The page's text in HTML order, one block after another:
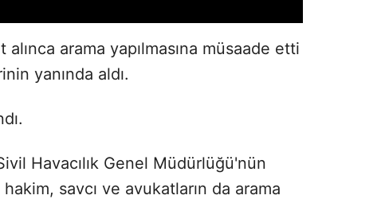
arama yapılmasına müsaade etti
yanında aldı.
Havacılık Genel Müdürlüğü'nün
savcı ve avukatların da arama